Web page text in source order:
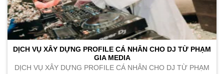
DỊCH VỤ XÂY DỰNG PROFILE CÁ NHÂN CHO DJ TỪ PHẠM
GIA MEDIA
DỊCH VỤ XÂY DỰNG PROFILE CÁ NHÂN CHO DJ TỪ PHẠM